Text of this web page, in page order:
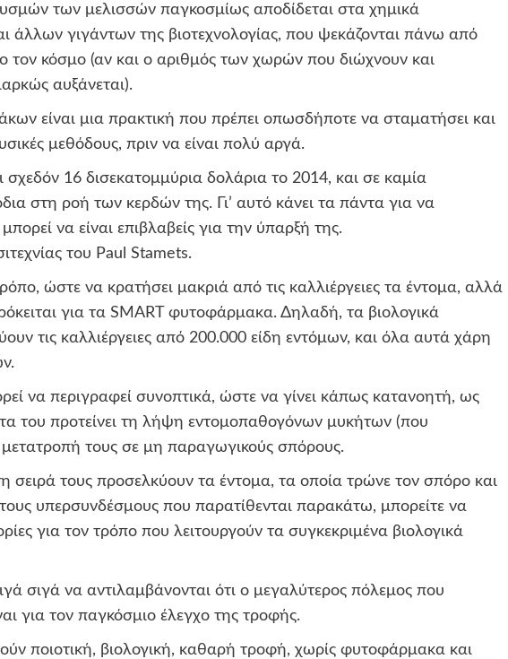
των μελισσών παγκοσμίως αποδίδεται στα χημικά
άλλων γιγάντων της βιοτεχνολογίας, που ψεκάζονται πάνω από
τον κόσμο (αν και ο αριθμός των χωρών που διώχνουν και
αυξάνεται).
είναι μια πρακτική που πρέπει οπωσδήποτε να σταματήσει και
μεθόδους, πριν να είναι πολύ αργά.
16 δισεκατομμύρια δολάρια το 2014, και σε καμία
στη ροή των κερδών της. Γι’ αυτό κάνει τα πάντα για να
να είναι επιβλαβείς για την ύπαρξή της.
του Paul Stamets.
ώστε να κρατήσει μακριά από τις καλλιέργειες τα έντομα, αλλά
για τα SMART φυτοφάρμακα. Δηλαδή, τα βιολογικά
τις καλλιέργειες από 200.000 είδη εντόμων, και όλα αυτά χάρη
να περιγραφεί συνοπτικά, ώστε να γίνει κάπως κατανοητή, ως
του προτείνει τη λήψη εντομοπαθογόνων μυκήτων (που
τους σε μη παραγωγικούς σπόρους.
σειρά τους προσελκύουν τα έντομα, τα οποία τρώνε τον σπόρο και
υπερσυνδέσμους που παρατίθενται παρακάτω, μπορείτε να
για τον τρόπο που λειτουργούν τα συγκεκριμένα βιολογικά
σιγά να αντιλαμβάνονται ότι ο μεγαλύτερος πόλεμος που
για τον παγκόσμιο έλεγχο της τροφής.
ποιοτική, βιολογική, καθαρή τροφή, χωρίς φυτοφάρμακα και